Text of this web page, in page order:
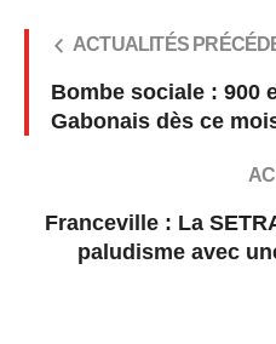
ACTUALITÉS
Bombe sociale : 900
Gabonais dès ce
Franceville : La
paludisme avec